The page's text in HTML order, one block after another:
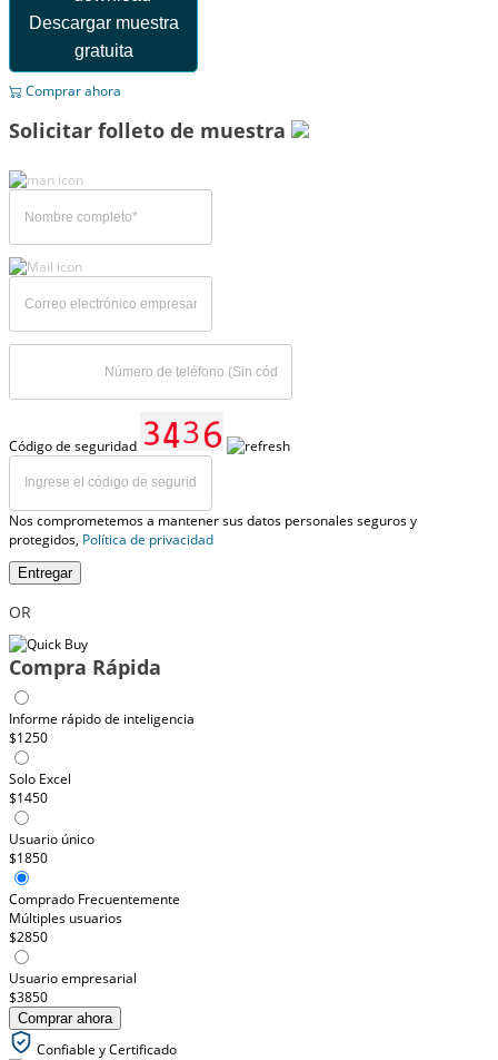
Descargar muestra
gratuita
Comprar ahora
Solicitar folleto de muestra
Código de seguridad
Nos comprometemos a mantener sus datos personales seguros y
protegidos, Política de privacidad
Entregar
OR
Compra Rápida
Informe rápido de inteligencia
$1250
Solo Excel
$1450
Usuario único
$1850
Comprado Frecuentemente
Múltiples usuarios
$2850
Usuario empresarial
$3850
Comprar ahora
Confiable y Certificado